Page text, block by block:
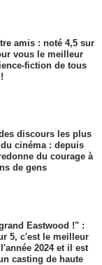
amis : noté 4,5 sur
vous le meilleur
fiction de tous
discours les plus
cinéma : depuis
du courage à
de gens
Eastwood !" :
5, c'est le meilleur
2024 et il est
casting de haute